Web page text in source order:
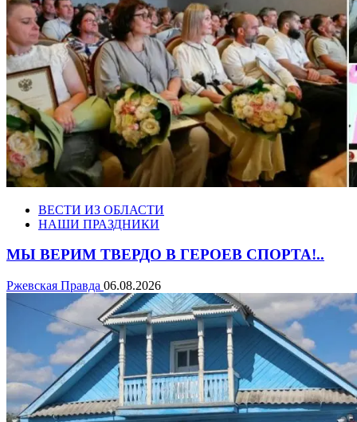
ВЕСТИ ИЗ ОБЛАСТИ
НАШИ ПРАЗДНИКИ
МЫ ВЕРИМ ТВЕРДО В ГЕРОЕВ СПОРТА!..
Ржевская Правда 06.08.2026